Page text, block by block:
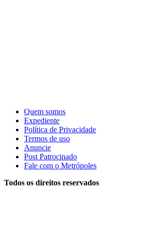
Quem somos
Expediente
Política de Privacidade
Termos de uso
Anuncie
Post Patrocinado
Fale com o Metrópoles
Todos os direitos reservados